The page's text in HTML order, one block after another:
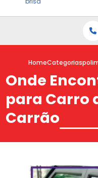
HomeCategorias
Onde
para Carro
Carrão